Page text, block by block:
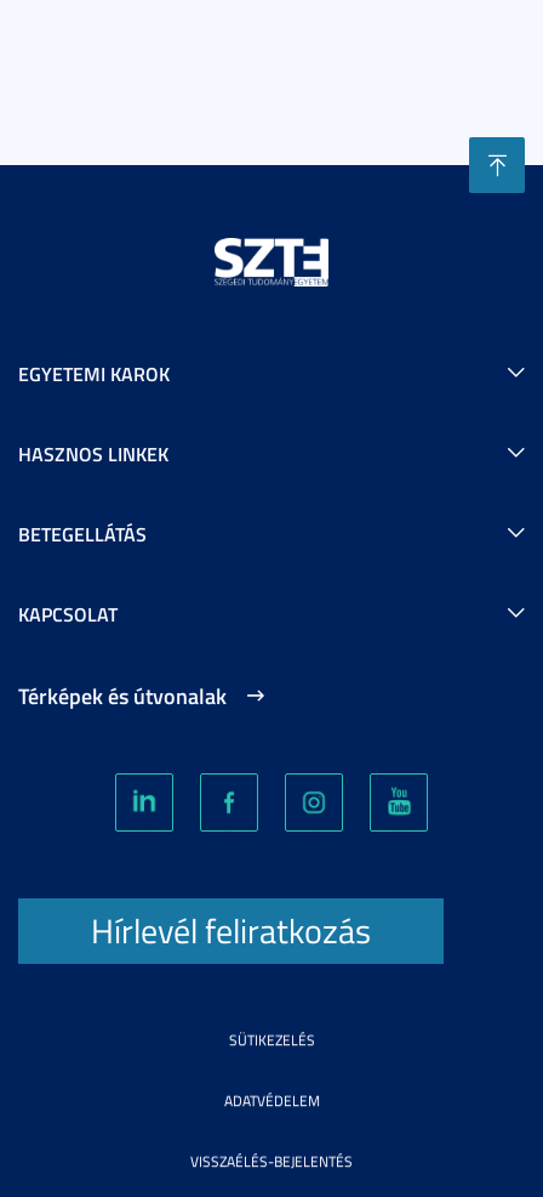
EGYETEMI KAROK
HASZNOS LINKEK
BETEGELLÁTÁS
KAPCSOLAT
Térképek és útvonalak
Hírlevél feliratkozás
SÜTIKEZELÉS
ADATVÉDELEM
VISSZAÉLÉS-BEJELENTÉS